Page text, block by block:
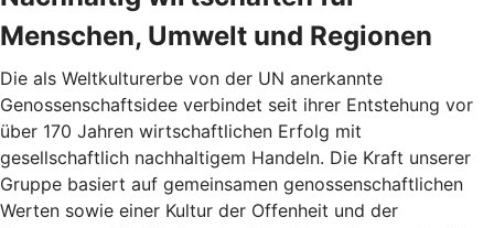
Menschen, Umwelt und Regionen
Die als Weltkulturerbe von der UN anerkannte
Genossenschaftsidee verbindet seit ihrer Entstehung vor
über 170 Jahren wirtschaftlichen Erfolg mit
gesellschaftlich nachhaltigem Handeln. Die Kraft unserer
Gruppe basiert auf gemeinsamen genossenschaftlichen
Werten sowie einer Kultur der Offenheit und der